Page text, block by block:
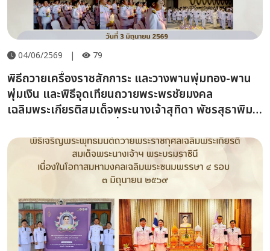
04/06/2569 | 79
พิธีถวายเครื่องราชสักการะ และวางพานพุ่มทอง-พาน
พุ่มเงิน และพิธีจุดเทียนถวายพระพรชัยมงคล
เฉลิมพระเกียรติสมเด็จพระนางเจ้าสุทิดา พัชรสุธาพิมล
พระชนมพรรษา 3 มิถุนายน 2569